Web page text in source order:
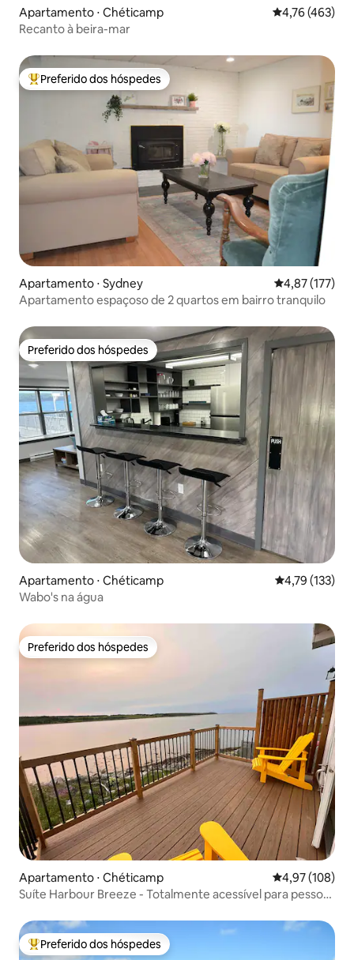
Apartamento ⋅ Chéticamp 4,76 de uma
4,76 (463)
Recanto à beira-mar
Entre os melhores preferidos dos hóspedes
Preferido dos hóspedes
Apartamento ⋅ Sydney 4,87 de uma
4,87 (177)
Apartamento espaçoso de 2 quartos em bairro tranquilo
Preferido dos hóspedes
Preferido dos hóspedes
Apartamento ⋅ Chéticamp 4,79 de uma
4,79 (133)
Wabo's na água
Preferido dos hóspedes
Preferido dos hóspedes
Apartamento ⋅ Chéticamp 4,97 de uma
4,97 (108)
Suíte Harbour Breeze - Totalmente acessível para pessoas
Entre os melhores preferidos dos hóspedes
Preferido dos hóspedes